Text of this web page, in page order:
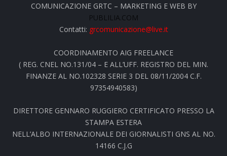
COMUNICAZIONE GRTC – MARKETING E WEB BY
PUBLILIA.COM
Contatti: grcomunicazione@live.it
COORDINAMENTO AIG FREELANCE
( REG. CNEL NO.131/04 – E ALL’UFF. REGISTRO DEL MIN.
FINANZE AL NO.102328 SERIE 3 DEL 08/11/2004 C.F.
97354940583)
DIRETTORE GENNARO RUGGIERO CERTIFICATO PRESSO LA
STAMPA ESTERA
NELL’ALBO INTERNAZIONALE DEI GIORNALISTI GNS AL NO.
14166 C.J.G